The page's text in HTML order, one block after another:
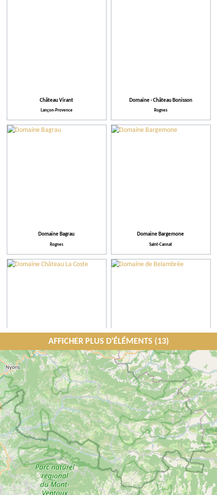
Château Virant
Lançon-Provence
Domaine - Château Bonisson
Rognes
Domaine Bagrau
Rognes
Domaine Bargemone
Saint-Cannat
Domaine Château La Coste
Le Puy-Sainte-Réparade
Domaine de Belambrée
Aix-en-Provence
AFFICHER PLUS D'ÉLÉMENTS (13)